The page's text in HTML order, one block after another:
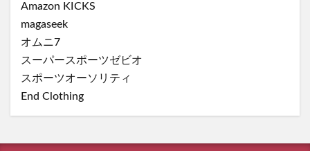
Amazon KICKS
magaseek
オムニ7
スーパースポーツゼビオ
スポーツオーソリティ
End Clothing